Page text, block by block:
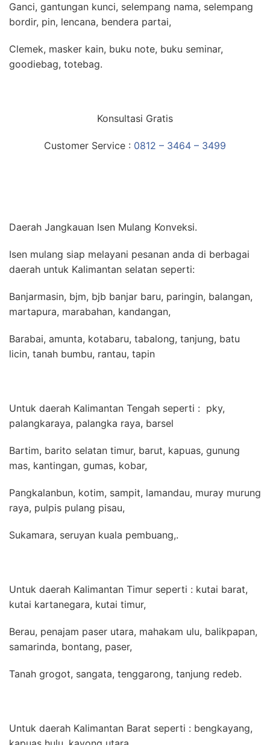
Ganci, gantungan kunci, selempang nama, selempang
bordir, pin, lencana, bendera partai,
Clemek, masker kain, buku note, buku seminar,
goodiebag, totebag.
Konsultasi Gratis
Customer Service : 0812 – 3464 – 3499
Daerah Jangkauan Isen Mulang Konveksi.
Isen mulang siap melayani pesanan anda di berbagai
daerah untuk Kalimantan selatan seperti:
Banjarmasin, bjm, bjb banjar baru, paringin, balangan,
martapura, marabahan, kandangan,
Barabai, amunta, kotabaru, tabalong, tanjung, batu
licin, tanah bumbu, rantau, tapin
Untuk daerah Kalimantan Tengah seperti : pky,
palangkaraya, palangka raya, barsel
Bartim, barito selatan timur, barut, kapuas, gunung
mas, kantingan, gumas, kobar,
Pangkalanbun, kotim, sampit, lamandau, muray murung
raya, pulpis pulang pisau,
Sukamara, seruyan kuala pembuang,.
Untuk daerah Kalimantan Timur seperti : kutai barat,
kutai kartanegara, kutai timur,
Berau, penajam paser utara, mahakam ulu, balikpapan,
samarinda, bontang, paser,
Tanah grogot, sangata, tenggarong, tanjung redeb.
Untuk daerah Kalimantan Barat seperti : bengkayang,